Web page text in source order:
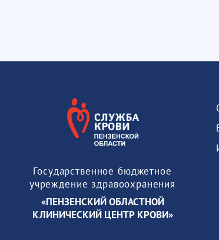
Государственное бюджетное
учреждение здравоохранения
«ПЕНЗЕНСКИЙ ОБЛАСТНОЙ
КЛИНИЧЕСКИЙ ЦЕНТР КРОВИ»